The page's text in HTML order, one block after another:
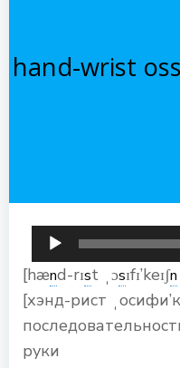
hand-wrist
Аудиоплеер
[hænd-rɪst ˌɔsɪfɪ’keɪʃn
[хэнд-рист
руки